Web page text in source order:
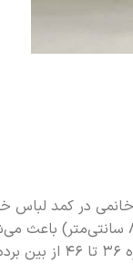
در کمد لباس
طراحی شده است. مدل جلو-کوتاه